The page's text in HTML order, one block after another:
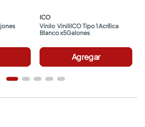
ICO
Vinilo  ViniliICO Tipo 1 Acrílica
Blanco x5Galones
Agregar